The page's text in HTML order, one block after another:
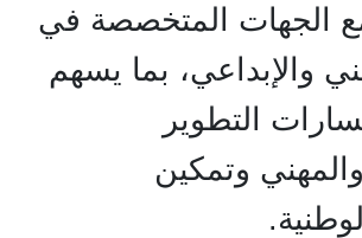
الجهات المتخصصة في
والإبداعي، بما يسهم
التطوير
والمهني وتمكين